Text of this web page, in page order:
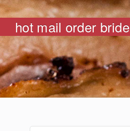
hot mail order bride